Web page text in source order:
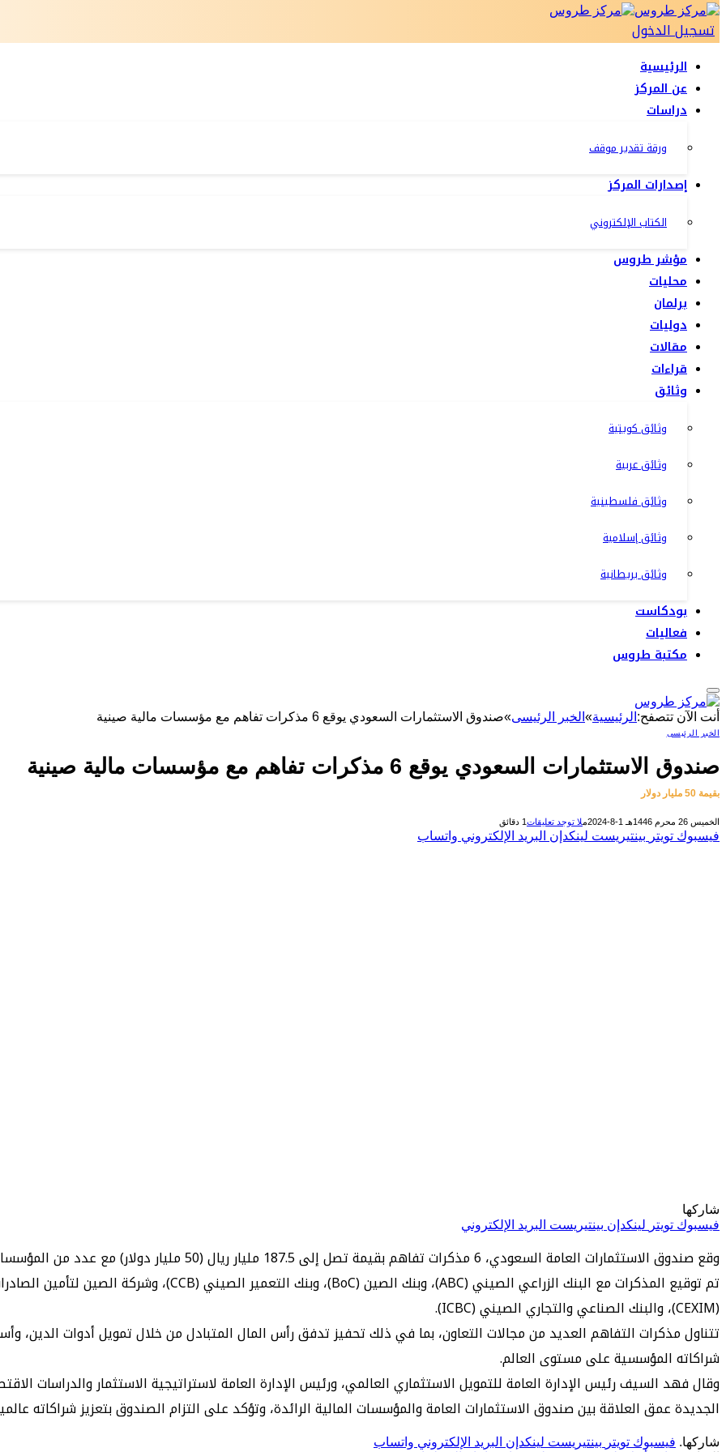
تسجيل الدخول
الرئيسية
عن المركز
دراسات
ورقة تقدير موقف
إصدارات المركز
الكتاب الإلكتروني
مؤشر طروس
محليات
برلمان
دوليات
مقالات
قراءات
وثائق
وثائق كويتية
وثائق عربية
وثائق فلسطينية
وثائق إسلامية
وثائق بريطانية
بودكاست
فعاليات
مكتبة طروس
أنت الآن تتصفح: الرئيسية» الخبر الرئيسى»صندوق الاستثمارات السعودي يوقع 6 مذكرات تفاهم مع مؤسسات مالية صينية
الخبر الرئيسى
صندوق الاستثمارات السعودي يوقع 6 مذكرات تفاهم مع مؤسسات مالية صينية
بقيمة 50 مليار دولار
الخميس 26 محرم 1446هـ 1-8-2024م لا توجد تعليقات1 دقائق
فيسبوك تويتر بينتيريست لينكدإن البريد الإلكتروني واتساب
شاركها
فيسبوك تويتر لينكدإن بينتيريست البريد الإلكتروني
وقع صندوق الاستثمارات العامة السعودي، 6 مذكرات تفاهم بقيمة تصل إلى 187.5 مليار ريال (50 مليار دولار) مع عدد من المؤسسات المالية.
(CEXIM)، والبنك الصناعي والتجاري الصيني (ICBC).
تتناول مذكرات التفاهم العديد من مجالات التعاون، بما في ذلك تحفيز تدفق رأس المال المتبادل من خلال تمويل أدوات الدين،
شراكاته المؤسسية على مستوى العالم.
وقال فهد السيف رئيس الإدارة العامة للتمويل الاستثماري العالمي، ورئيس الإدارة العامة لاستراتيجية الاستثمار والدراسات
الجديدة عمق العلاقة بين صندوق الاستثمارات العامة والمؤسسات المالية الرائدة، وتؤكد على التزام الصندوق بتعزيز شراكاته
شاركها. فيسبوك تويتر بينتيريست لينكدإن البريد الإلكتروني واتساب